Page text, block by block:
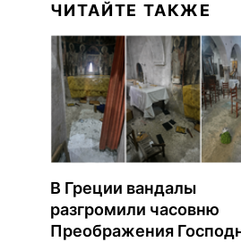
ЧИТАЙТЕ ТАКЖЕ
В Греции вандалы
разгромили часовню
Преображения